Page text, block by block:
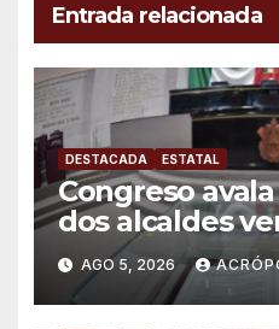
Entrada relacionada
DESTACADA ESTATAL
Congreso
dos alcaldes
AGO 5, 2026